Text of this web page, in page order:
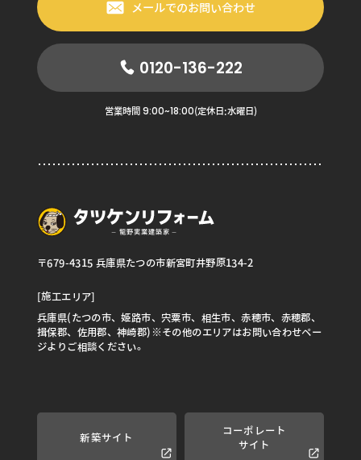
メールでのお問い合わせ
0120-136-222
営業時間 9:00~18:00(定休日:水曜日)
〒679-4315 兵庫県たつの市新宮町井野原134-2
[施工エリア]
兵庫県(たつの市、姫路市、宍粟市、相生市、赤穂市、赤穂郡、
揖保郡、佐用郡、神崎郡)※その他のエリアはお問い合わせペー
ジよりご相談ください。
新築サイト
コーポレート
サイト